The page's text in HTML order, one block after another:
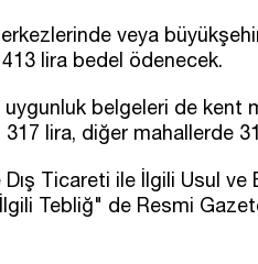
veya
lira bedel ödenecek.
belgeleri de kent
317 lira, diğer mahallerde
Ticareti ile İlgili Usul ve
Tebliğ" de Resmi